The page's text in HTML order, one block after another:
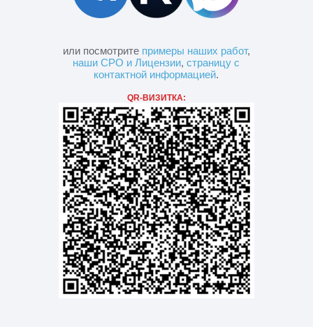
или посмотрите примеры наших работ,
наши СРО и Лицензии,страницу с
контактной информацией.
QR-ВИЗИТКА: